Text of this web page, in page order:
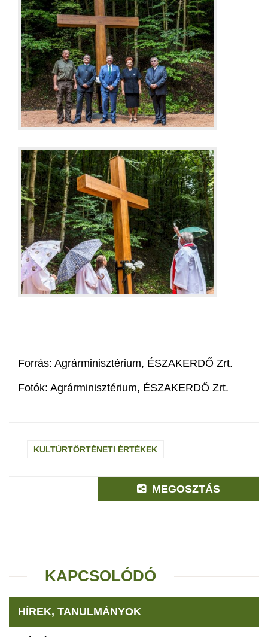
Forrás: Agrárminisztérium, ÉSZAKERDŐ Zrt.
Fotók: Agrárminisztérium, ÉSZAKERDŐ Zrt.
KULTÚRTÖRTÉNETI ÉRTÉKEK
MEGOSZTÁS
KAPCSOLÓDÓ
HÍREK, TANULMÁNYOK